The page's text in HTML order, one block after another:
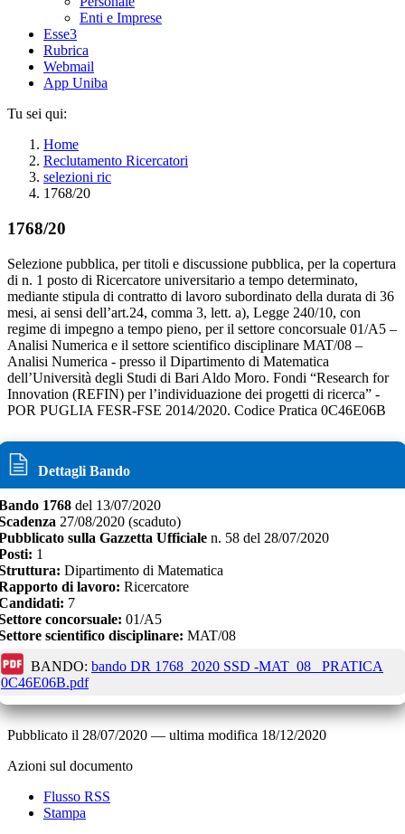
Enti e Imprese
Esse3
Rubrica
Webmail
App Uniba
Tu sei qui:
Home
Reclutamento Ricercatori
selezioni ric
1768/20
1768/20
Selezione pubblica, per titoli e discussione pubblica, per la copertura
di n. 1 posto di Ricercatore universitario a tempo determinato,
mediante stipula di contratto di lavoro subordinato della durata di 36
mesi, ai sensi dell’art.24, comma 3, lett. a), Legge 240/10, con
regime di impegno a tempo pieno, per il settore concorsuale 01/A5 –
Analisi Numerica e il settore scientifico disciplinare MAT/08 –
Analisi Numerica - presso il Dipartimento di Matematica
dell’Università degli Studi di Bari Aldo Moro. Fondi “Research for
Innovation (REFIN) per l’individuazione dei progetti di ricerca” -
POR PUGLIA FESR-FSE 2014/2020. Codice Pratica 0C46E06B
Dettagli Bando
1768 del 13/07/2020
27/08/2020 (scaduto)
sulla Gazzetta Ufficiale n. 58 del 28/07/2020
1
Dipartimento di Matematica
di lavoro: Ricercatore
7
concorsuale: 01/A5
scientifico disciplinare: MAT/08
BANDO: bando DR 1768_2020 SSD -MAT_08_ PRATICA
0C46E06B.pdf
Pubblicato il 28/07/2020 — ultima modifica 18/12/2020
Azioni sul documento
Flusso RSS
Stampa